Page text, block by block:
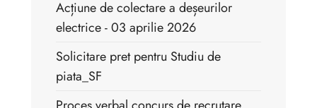
Acțiune de colectare a deșeurilor
electrice - 03 aprilie 2026
Solicitare pret pentru Studiu de
piata_SF